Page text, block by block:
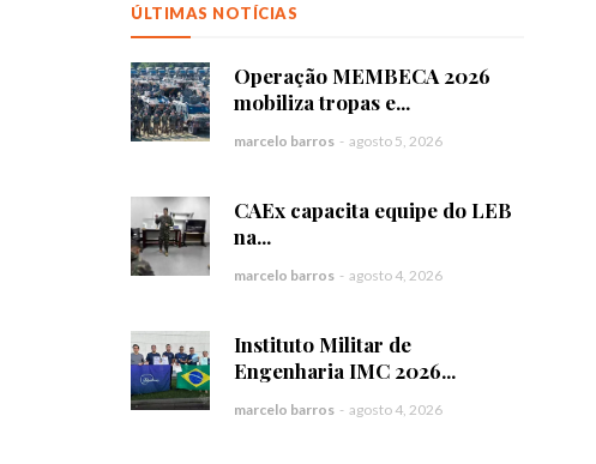
ÚLTIMAS NOTÍCIAS
Operação MEMBECA 2026
mobiliza tropas e...
marcelo barros - agosto 5, 2026
CAEx capacita equipe do LEB
na...
marcelo barros - agosto 4, 2026
Instituto Militar de
Engenharia IMC 2026...
marcelo barros - agosto 4, 2026